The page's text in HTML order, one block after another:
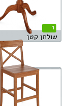
1
שולחן קטן